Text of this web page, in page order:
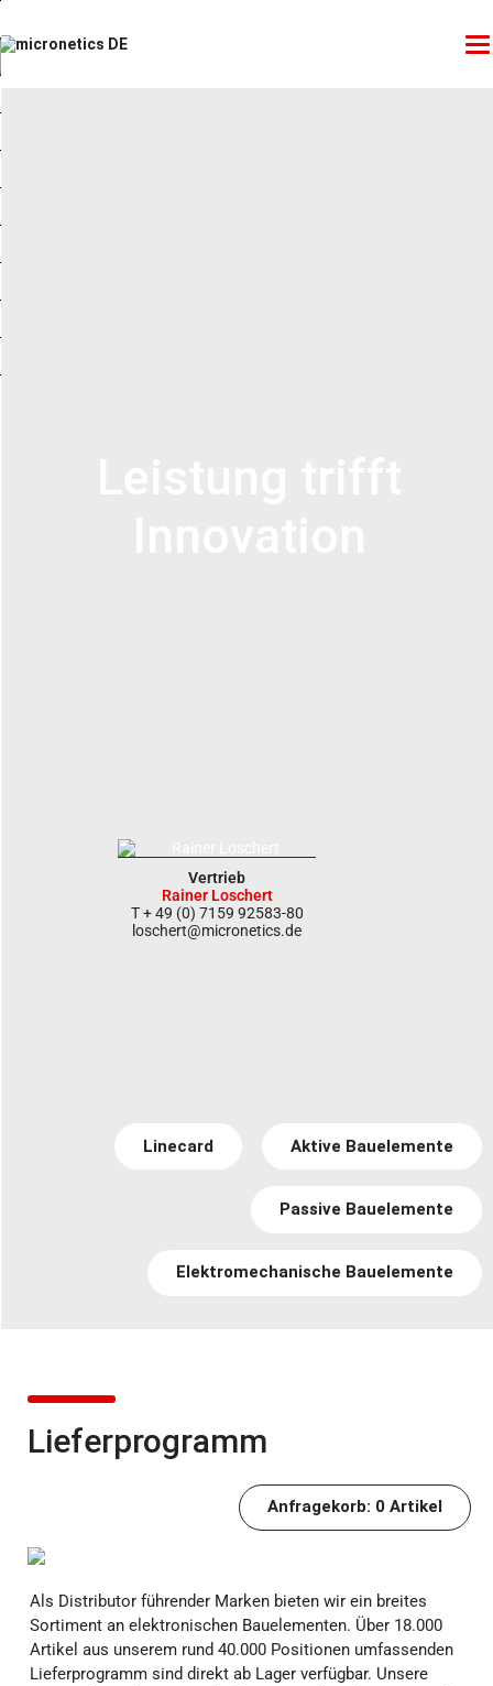
Vertrieb
Rainer Loschert
T + 49 (0) 7159 92583-80
loschert@micronetics.de
Linecard Aktive Bauelemente
Passive Bauelemente
Elektromechanische Bauelemente
Lieferprogramm
Anfragekorb: 0 Artikel
Als Distributor führender Marken bieten wir ein breites
Sortiment an elektronischen Bauelementen. Über 18.000
Artikel aus unserem rund 40.000 Positionen umfassenden
Lieferprogramm sind direkt ab Lager verfügbar. Unsere